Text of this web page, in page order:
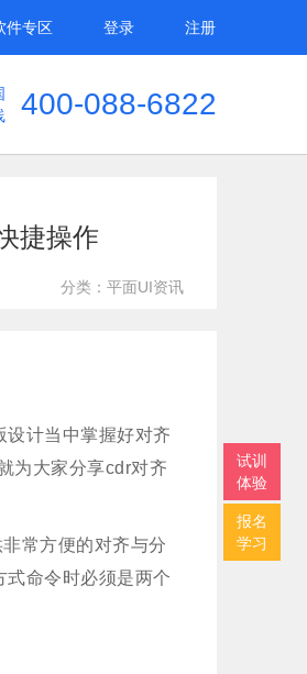
注册
登录
件专区
400-088-6822
捷操作
分类：平面UI资讯
计当中掌握好对齐
为大家分享cdr对齐
常方便的对齐与分
命令时必须是两个
试训
体验
报名
学习